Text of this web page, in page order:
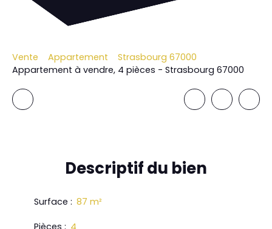
Vente Appartement
Strasbourg 67000
Appartement à vendre, 4 pièces - Strasbourg 67000
Descriptifdu bien
Surface : 87 m²